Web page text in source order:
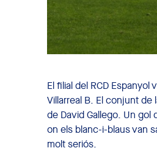
El filial del RCD
Villarreal B. El conjunt
de David Gallego. Un gol
on els blanc-i-blaus van
molt seriós.